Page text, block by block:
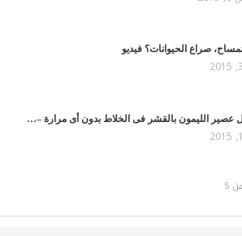
صراع الحيوانات؟ فيديو
الليمون بالقشر فى الخلاط بدون أى مرارة –…